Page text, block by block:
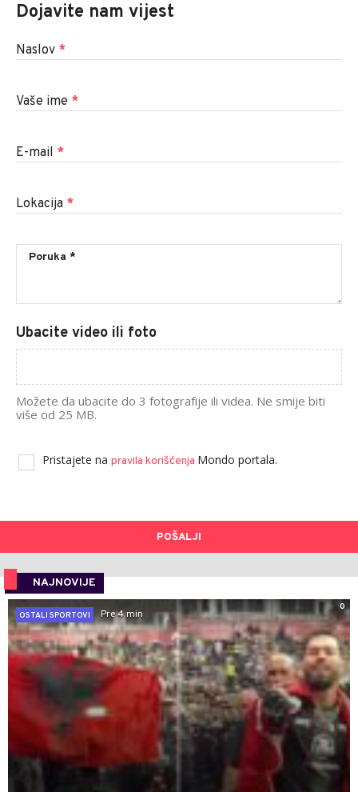
Dojavite nam vijest
Naslov *
Vaše ime *
E-mail *
Lokacija *
Ubacite video ili foto
Možete da ubacite do 3 fotografije ili videa. Ne smije biti
više od 25 MB.
Pristajete na pravila korišćenja Mondo portala.
POŠALJI
NAJNOVIJE
0
OSTALI SPORTOVI
Pre 4 min